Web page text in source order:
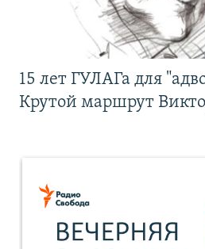
15 лет ГУЛАГа для
Крутой маршрут